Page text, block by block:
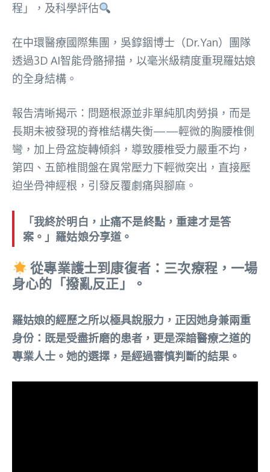
程」，及科學評估
在中環醫療國際集團，吳錞銦博士（Dr. Yan）團隊
透過3D AI智能骨骼掃描，以毫米級精度重現羅姑娘
的全身結構。
報告清晰揭示：問題根源並非單純肌肉勞損，而是
長期未被發現的脊椎結構失衡——輕微的胸腰椎側
彎，加上骨盆旋轉傾斜，導致腰椎受力嚴重不均，
第四、五節椎間盤在異常壓力下輕微突出，直接壓
迫坐骨神經根，引發反覆劇痛與腳麻。
「我終於明白，止痛不是終點，重建才是答
案。」羅姑娘分享道。
從專業護士到康復者：三次療程，一場
身心的「撥亂反正」。
羅姑娘的經歷之所以極具說服力，正因她身兼兩重
身份：既是受盡折磨的患者，更是深諳醫療之道的
專業人士。她的選擇，是經過審慎判斷的結果。